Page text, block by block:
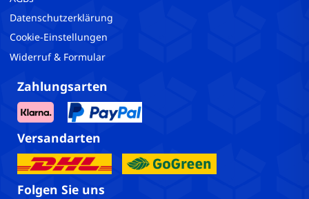
Datenschutzerklärung
Cookie-Einstellungen
Widerruf & Formular
Zahlungsarten
Versandarten
Folgen Sie uns